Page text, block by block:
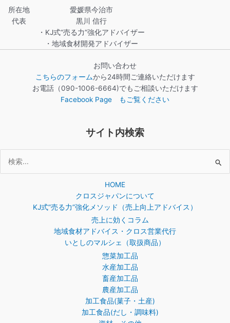
所在地
代表
愛媛県今治市
黒川 信行
・KJ式“売る力”強化アドバイザー
・地域食材開発アドバイザー
お問い合わせ
こちらのフォームから24時間ご連絡いただけます
お電話（090-1006-6664)でもご相談いただけます
Facebook Page もご覧ください
サイト内検索
索
HOME
クロスジャパンについて
KJ式”売る力”強化メソッド（売上向上アドバイス）
売上に効くコラム
地域食材アドバイス・クロス営業代行
いとしのマルシェ（取扱商品）
惣菜加工品
水産加工品
畜産加工品
農産加工品
加工食品(菓子・土産)
加工食品(だし・調味料)